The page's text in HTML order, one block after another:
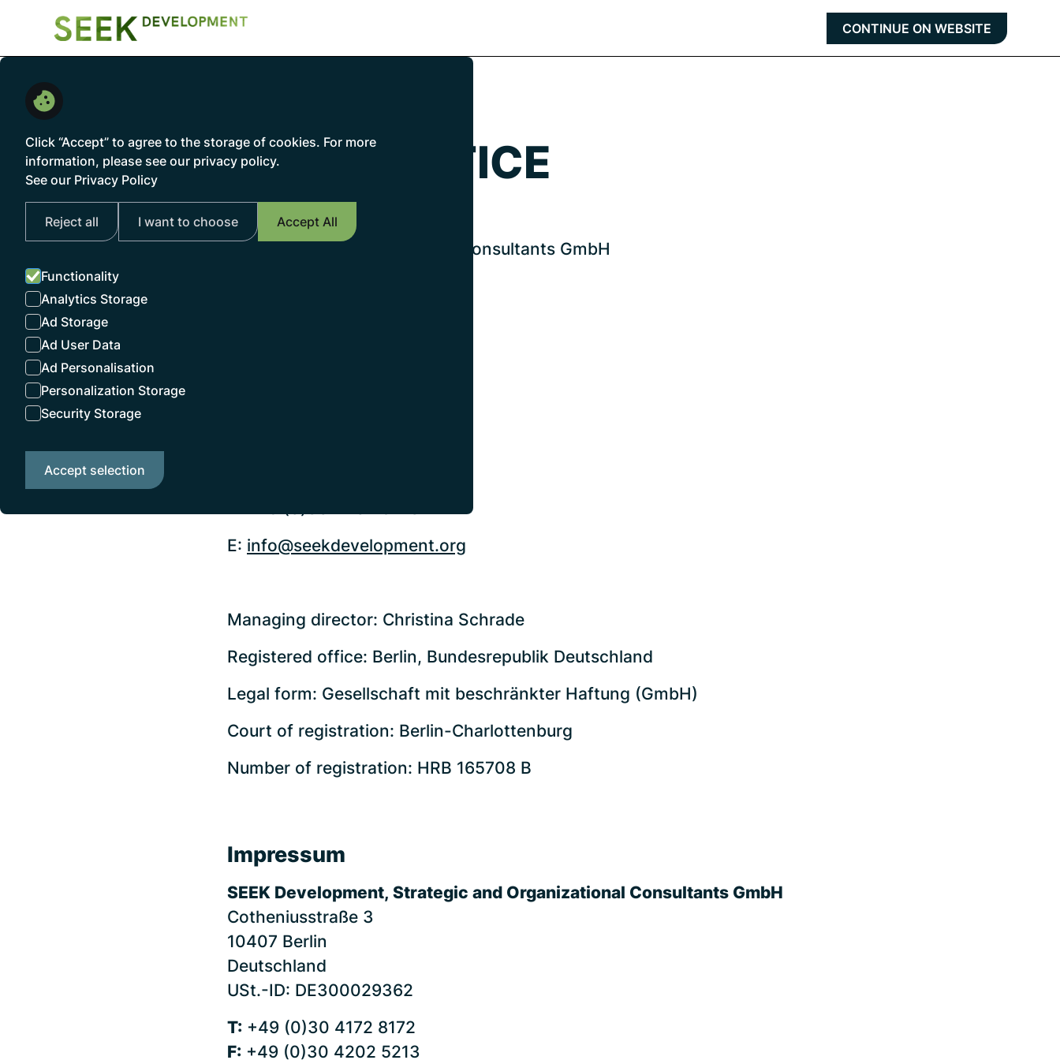
CONTINUE ON WEBSITE
Click “Accept” to agree to the storage of cookies. For more
information, please see our privacy policy.
See our Privacy Policy
Reject all I want to choose Accept All
Functionality
Analytics Storage
Ad Storage
Ad User Data
Ad Personalisation
Personalization Storage
Security Storage
Accept selection
LEGAL NOTICE
SEEK Development,
Strategic and Organizational Consultants GmbH
E: info@seekdevelopment.org
Managing director: Christina Schrade
Registered office: Berlin, Bundesrepublik Deutschland
Legal form: Gesellschaft mit beschränkter Haftung (GmbH)
Court of registration: Berlin-Charlottenburg
Number of registration: HRB 165708 B
Impressum
SEEK Development, Strategic and Organizational Consultants GmbH
Cotheniusstraße 3
10407 Berlin
Deutschland
USt.-ID: DE300029362
T: +49 (0)30 4172 8172
F: +49 (0)30 4202 5213